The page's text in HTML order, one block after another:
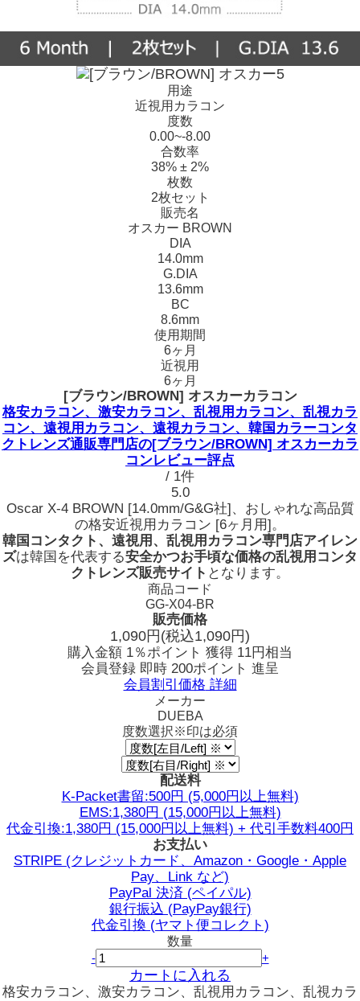
用途
近視用カラコン
度数
0.00~-8.00
合数率
38% ± 2%
枚数
2枚セット
販売名
オスカー BROWN
DIA
14.0mm
G.DIA
13.6mm
BC
8.6mm
使用期間
6ヶ月
近視用
6ヶ月
[ブラウン/BROWN] オスカーカラコン
格安カラコン、激安カラコン、乱視用カラコン、乱視カラ
コン、遠視用カラコン、遠視カラコン、韓国カラーコンタ
クトレンズ通販専門店の[ブラウン/BROWN] オスカーカラ
コンレビュー評点
/ 1件
5.0
Oscar X-4 BROWN [14.0mm/G&G社]、おしゃれな高品質
の格安近視用カラコン [6ヶ月用]。
韓国コンタクト、遠視用、乱視用カラコン専門店アイレン
ズは韓国を代表する安全かつお手頃な価格の乱視用コンタ
クトレンズ販売サイト となります。
商品コード
GG-X04-BR
販売価格
1,090円(税込1,090円)
購入金額 1％ポイント 獲得 11円相当
会員登録 即時 200ポイント 進呈
会員割引価格 詳細
メーカー
DUEBA
度数選択※印は必須
配送料
K-Packet書留:500円 (5,000円以上無料)
EMS:1,380円 (15,000円以上無料)
代金引換:1,380円 (15,000円以上無料) + 代引手数料400円
お支払い
STRIPE (クレジットカード、Amazon・Google・Apple
Pay、Link など)
PayPal 決済 (ペイパル)
銀行振込 (PayPay銀行)
代金引換 (ヤマト便コレクト)
数量
-
+
カートに入れる
格安カラコン、激安カラコン、乱視用カラコン、乱視カラ